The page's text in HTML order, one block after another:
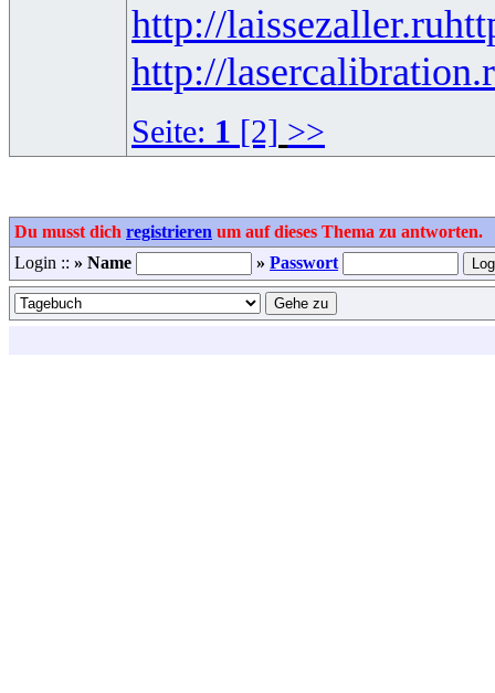
http://laissezaller.ru
http://
Seite: 1 [2] >>
Du musst dich registrieren um auf dieses Thema zu antworten.
Login :: » Name » Passwort